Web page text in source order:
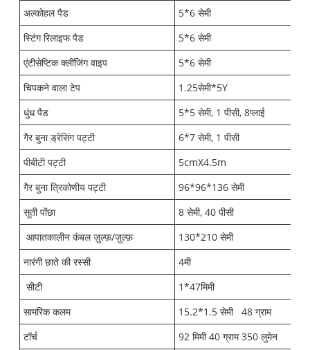
अल्कोहल पैड
5*6 सेमी
स्टिंग रिलाइफ पैड
5*6 सेमी
एंटीसेप्टिक क्लींजिंग वाइप
5*6 सेमी
चिपकने वाला टेप
1.25सेमी*5Y
धुंध पैड
5*5 सेमी, 1 पीसी, 8प्लाई
गैर बुना ड्रेसिंग पट्टी
6*7 सेमी, 1 पीसी
पीबीटी पट्टी
5cmX4.5m
गैर बुना त्रिकोणीय पट्टी
96*96*136 सेमी
सूती पोंछा
8 सेमी, 40 पीसी
आपातकालीन कंबल ज़ुल्फ़/ज़ुल्फ़
130*210 सेमी
नारंगी छाते की रस्सी
4मी
सीटी
1*47मिमी
सामरिक कलम
15.2*1.5 सेमी
48 ग्राम
टॉर्च
92 मिमी 40 ग्राम 350 लुमेन